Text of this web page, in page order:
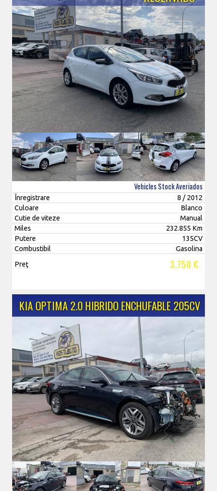
Vehicles Stock Averiados
Înregistrare
8 / 2012
Culoare
Blanco
Cutie de viteze
Manual
Miles
232.855 Km
Putere
135CV
Combustibil
Gasolina
Preţ
3.750 €
KIA OPTIMA 2.0 HIBRIDO ENCHUFABLE 205CV